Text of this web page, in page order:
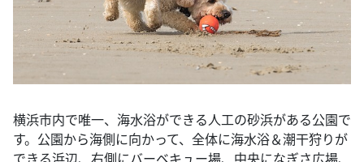
横浜市内で唯一、海水浴ができる人工の砂浜がある公園で
す。公園から海側に向かって、全体に海水浴＆潮干狩りが